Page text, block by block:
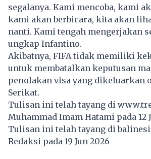
segalanya. Kami mencoba, kami
kami akan berbicara, kita akan
nanti. Kami tengah mengerjakan
ungkap Infantino.
Akibatnya, FIFA tidak memiliki
untuk membatalkan keputusan
penolakan visa yang dikeluarkan
Serikat.
Tulisan ini telah tayang di
Muhammad Imam Hatami pada 12
Tulisan ini telah tayang di
Redaksi pada 19 Jun 2026